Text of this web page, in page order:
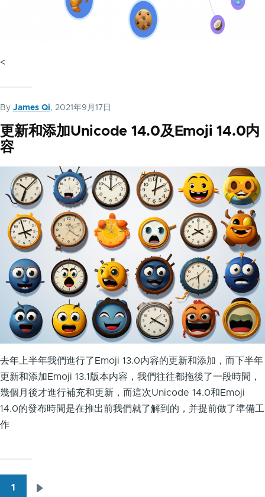
<
By James Qi, 2021年9月17日
更新和添加Unicode 14.0及Emoji 14.0内
容
去年上半年我們進行了Emoji 13.0内容的更新和添加，而下半年
更新和添加Emoji 13.1版本内容，我們往往都拖後了一段時間，
幾個月後才進行補充和更新，而這次Unicode 14.0和Emoji
14.0的發布時間是在推出前我們就了解到的，并提前做了準備工
作
1